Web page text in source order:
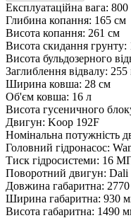
Експлуатаційна вага: 800
Глибина копання: 165 см
Висота копання: 261 см
Висота скидання грунту:
Висота бульдозерного
Заглиблення відвалу:
Ширина ковша: 28 см
Об'єм ковша: 16 л
Висота гусеничного
Двигун: Koop 192F
Номінальна потужність
Головний гідронасос:
Тиск гідросистеми: 16
Поворотний двигун: Dali
Довжина габаритна:
Ширина габаритна: 930
Висота габаритна: 1490